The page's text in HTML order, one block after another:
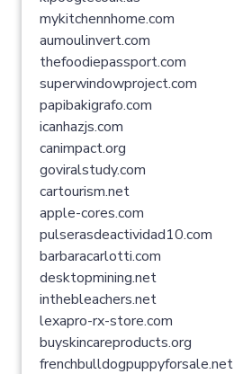
mykitchennhome.com
aumoulinvert.com
thefoodiepassport.com
superwindowproject.com
papibakigrafo.com
icanhazjs.com
canimpact.org
goviralstudy.com
cartourism.net
apple-cores.com
pulserasdeactividad10.com
barbaracarlotti.com
desktopmining.net
inthebleachers.net
lexapro-rx-store.com
buyskincareproducts.org
frenchbulldogpuppyforsale.net